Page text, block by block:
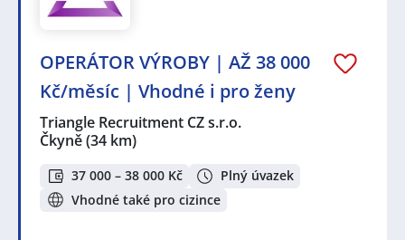
OPERÁTOR VÝROBY | AŽ 38 000
Kč/měsíc | Vhodné i pro ženy
Triangle Recruitment CZ s.r.o.
Čkyně(34 km)
37 000 – 38 000 Kč
Plný úvazek
Vhodné také pro cizince